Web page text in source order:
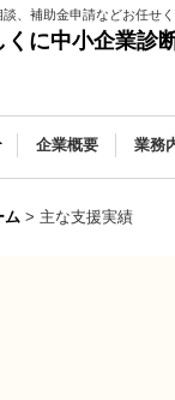
、補助金申請などお任せく
くに中小企業診
企業概要 業務
ム > 主な支援実績